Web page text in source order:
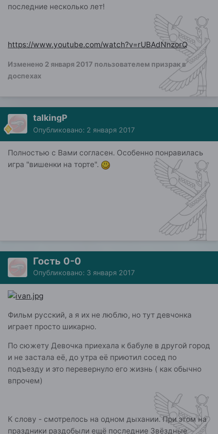
последние несколько лет!
https://www.youtube.com/watch?v=rUBAdNnzorQ
Изменено 2 января 2017 пользователем призрак в
доспехах
talkingP
Опубликовано: 2 января 2017
Полностью с Вами согласен. Особенно понравилась
игра "вишенки на торте".
Гость 0-0
Опубликовано: 3 января 2017
Фильм русский, а я их не люблю, но тут девчонка
играет просто шикарно.
По сюжету Девочка приехала к бабуле в другой город
и не застала её, до утра её приютил сосед по
подъезду и это перевернуло его жизнь ( как обычно
впрочем)
К слову - смотрелось на одном дыхании. При этом на
праздники раздобыли ещё последние Звёздные